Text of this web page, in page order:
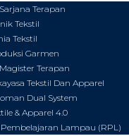
Terapan
Tekstil
Tekstil
Garmen
Terapan
Tekstil Dan Apparel
Dual System
& Apparel 4.0
Lampau (RPL)